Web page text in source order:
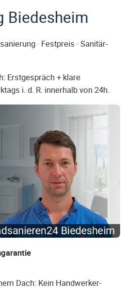
Biedesheim
· Festpreis · Sanitär-
Erstgespräch + klare
i. d. R. innerhalb von 24h.
Dach: Kein Handwerker-